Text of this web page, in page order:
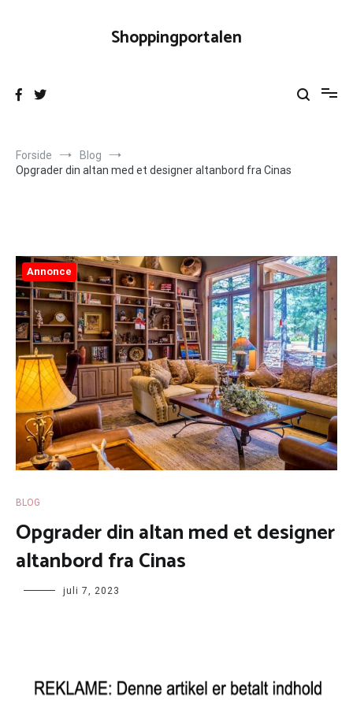
Shoppingportalen
Forside
Blog
Opgrader din altan med et designer altanbord fra Cinas
Annonce
BLOG
Opgrader din altan med et designer
altanbord fra Cinas
juli 7, 2023